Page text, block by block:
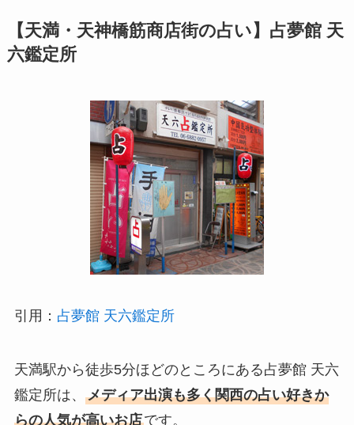
【天満・天神橋筋商店街の占い】占夢館 天
六鑑定所
引用： 占夢館 天六鑑定所
天満駅から徒歩5分ほどのところにある占夢館 天六
鑑定所は、 メディア出演も多く関西の占い好きか
らの人気が高いお店です。